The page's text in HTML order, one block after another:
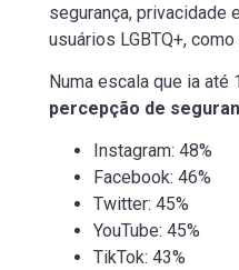
segurança, privacidade
usuários LGBTQ+,
Numa escala que ia
percepção de
Instagram: 48%
Facebook: 46%
Twitter: 45%
YouTube: 45%
TikTok: 43%